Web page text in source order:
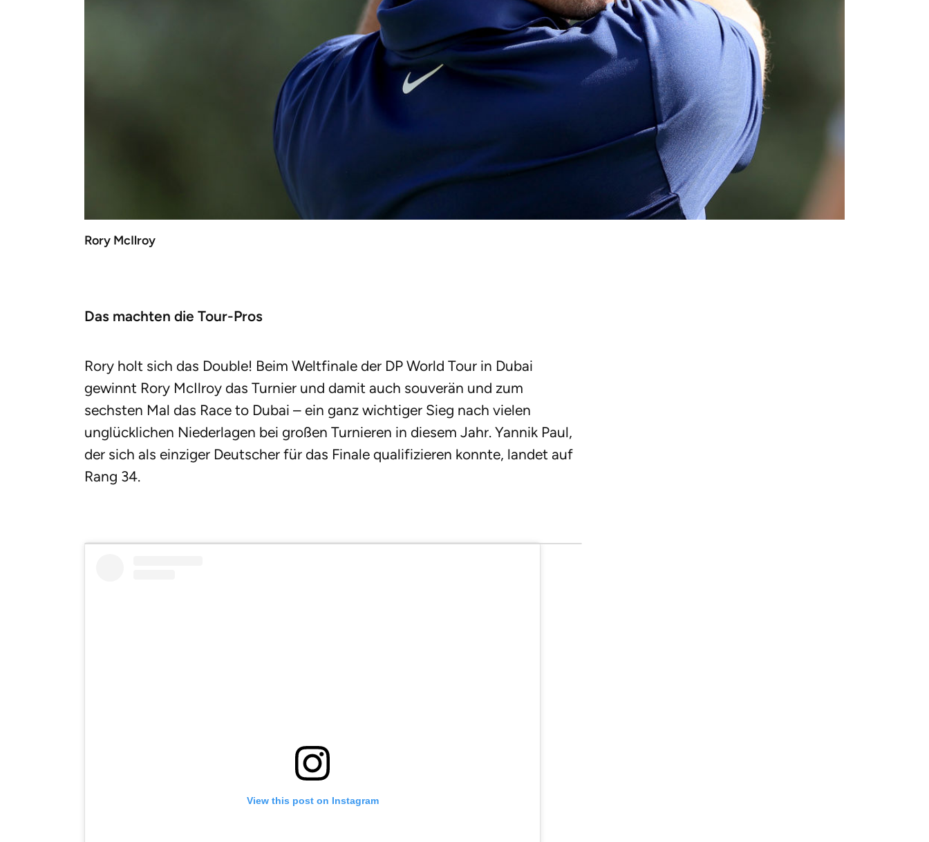
Rory McIlroy
Das machten die Tour-Pros
Rory holt sich das Double! Beim Weltfinale der DP World Tour in Dubai
gewinnt Rory McIlroy das Turnier und damit auch souverän und zum
sechsten Mal das Race to Dubai – ein ganz wichtiger Sieg nach vielen
unglücklichen Niederlagen bei großen Turnieren in diesem Jahr. Yannik Paul,
der sich als einziger Deutscher für das Finale qualifizieren konnte, landet auf
Rang 34.
View this post on Instagram